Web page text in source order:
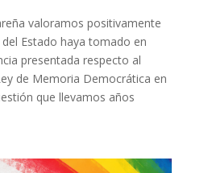
valoramos positivamente
Estado haya tomado en
presentada respecto al
de Memoria Democrática en
que llevamos años